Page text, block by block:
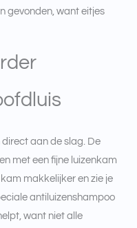
gevonden, want eitjes
direct aan de slag. De
met een fijne luizenkam
makkelijker en zie je
antiluizenshampoo
want niet alle